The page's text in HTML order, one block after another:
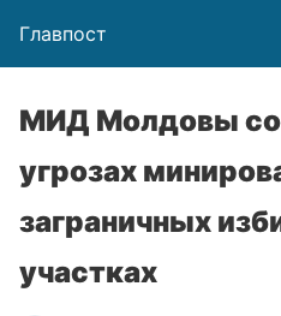
Главпост
МИД Молдовы
угрозах
заграничных
участках